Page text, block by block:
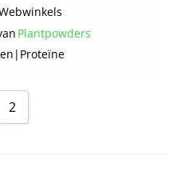
Plantpowders
| Proteïne
2